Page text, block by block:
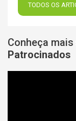
TODOS OS
Conheça
Patrocinados